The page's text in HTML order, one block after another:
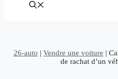
26-auto | Vendre une voiture |
de rachat d’un